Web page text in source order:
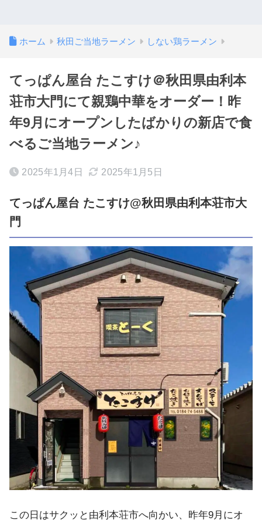
ホーム 秋田ご当地ラーメン しない鶏ラーメン
てっぱん屋台 たこすけ＠秋田県由利本
荘市大門にて親鶏中華をオーダー！昨
年9月にオープンしたばかりの新店で食
べるご当地ラーメン♪
2025年1月4日 2025年1月5日
てっぱん屋台 たこすけ@秋田県由利本荘市大
門
この日はサクッと由利本荘市へ向かい、昨年9月にオ